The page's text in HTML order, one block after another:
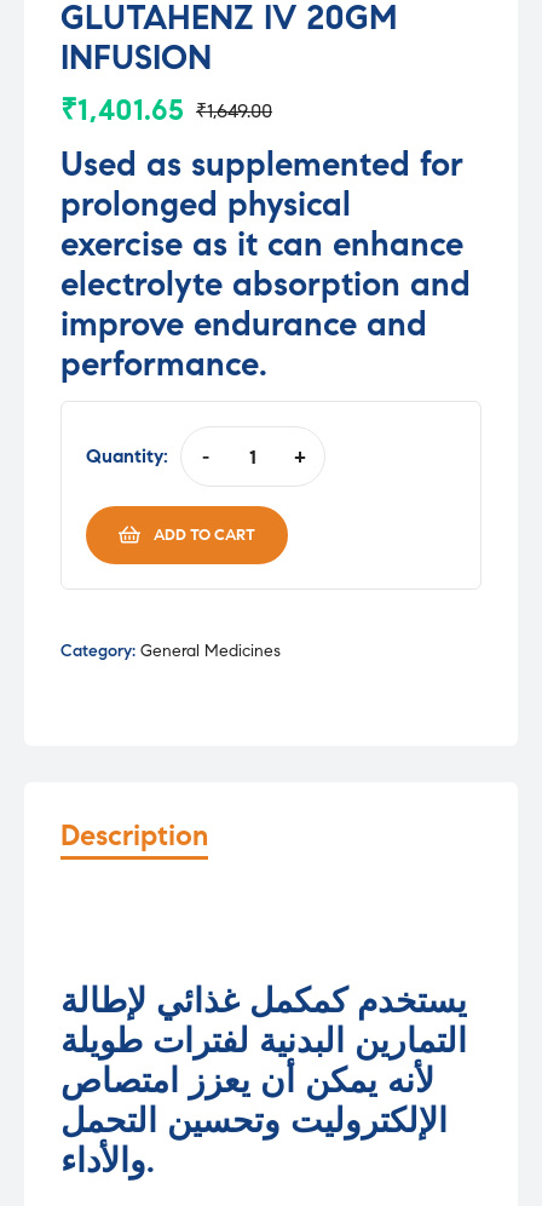
GLUTAHENZ IV 20GM
INFUSION
₹1,649.00
Original
price
was:
₹1,649.00.
₹1,401.65
Current
price
is:
₹1,401.65.
Used as supplemented for
prolonged physical
exercise as it can enhance
electrolyte absorption and
improve endurance and
performance.
Quantity: -
GLUTAHENZ
20GM
quantity
+
ADD TO CART
Category: General Medicines
Description
يستخدم كمكمل غذائي لإطالة
التمارين البدنية لفترات طويلة
لأنه يمكن أن يعزز امتصاص
الإلكتروليت وتحسين التحمل
والأداء.